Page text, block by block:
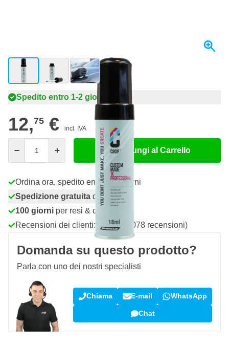
View larger imageView larger imageView larger image
Spedito entro 1-2 giorni
12,75 € incl. IVA
Aggiungi al Carrello
Ordina ora, spedito entro 1-2 giorni
Spedizione gratuita da 150,- €
100 giorni per resi & cambi
Recensioni dei clienti:
4,58/5 (7.078 recensioni)
Domanda su questo prodotto?
Parla con uno dei nostri specialisti
Chiama E-mail WhatsApp
Chat